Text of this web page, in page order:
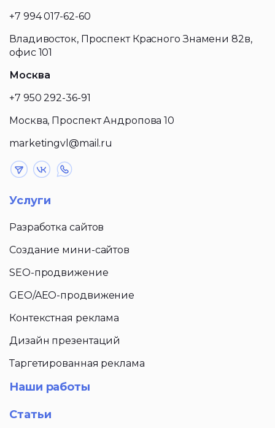
+7 994 017-62-60
Владивосток, Проспект Красного Знамени 82в,
офис 101
Москва
+7 950 292-36-91
Москва, Проспект Андропова 10
marketingvl@mail.ru
Услуги
Разработка сайтов
Создание мини-сайтов
SEO-продвижение
GEO/AEO-продвижение
Контекстная реклама
Дизайн презентаций
Таргетированная реклама
Наши работы
Статьи